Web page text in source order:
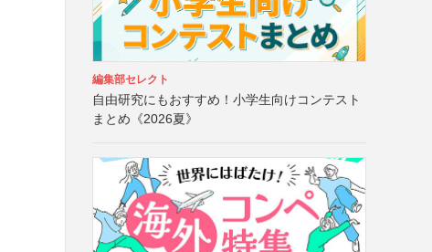
編集部セレクト
自由研究にもおすすめ！小学生向けコンテスト
まとめ《2026夏》